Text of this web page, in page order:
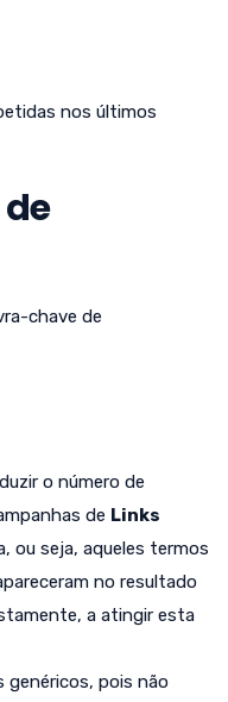
nos últimos
chave de
o número de
de Links
ou seja, aqueles termos
no resultado
a atingir esta
genéricos, pois não